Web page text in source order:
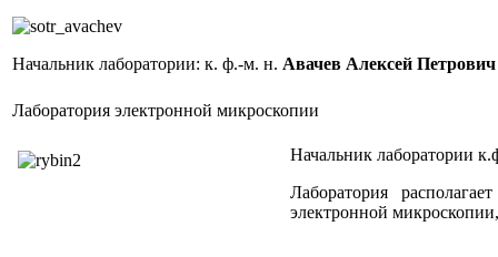
Начальник лаборатории: к. ф.-м. н. Авачев Алексей Петрович
Лаборатория электронной микроскопии
Начальник лаборатории
Лаборатория
электронной